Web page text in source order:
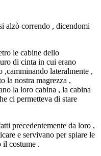
alzò correndo , dicendomi
le cabine dello
di cinta in cui erano
,camminando lateralmente ,
la nostra magrezza ,
la loro cabina , la cabina
ci permetteva di stare
precedentemente da loro ,
e servivano per spiare le
il costume .